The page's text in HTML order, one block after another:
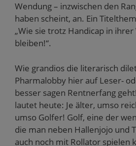
Wendung – inzwischen den
haben scheint, an. Ein
„Wie sie trotz Handicap in
bleiben!“.
Wie grandios die literarisch
Pharmalobby hier auf Leser-
besser sagen Rentnerfang
lautet heute: Je älter, umso
umso Golfer! Golf, eine der
die man neben Hallenjojo und
auch noch mit Rollator spielen